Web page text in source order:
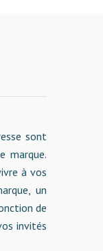
sont
marque.
à vos
un
de
invités